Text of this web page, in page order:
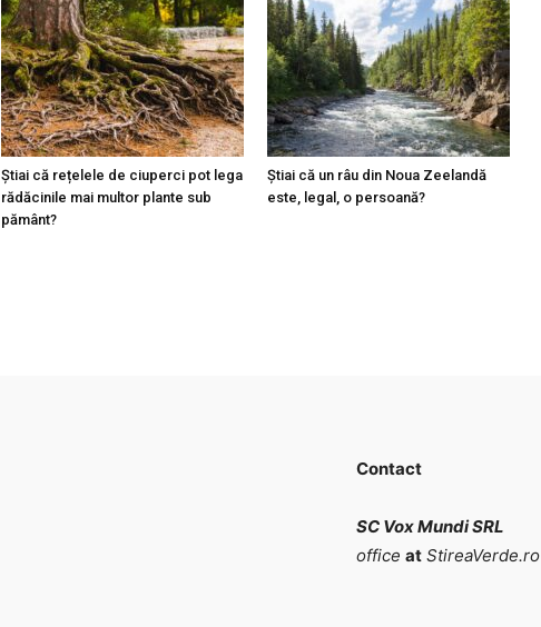
Știai că rețelele de ciuperci pot lega
rădăcinile mai multor plante sub
pământ?
Știai că un râu din Noua Zeelandă
este, legal, o persoană?
Contact
SC Vox Mundi SRL
office at StireaVerde.ro